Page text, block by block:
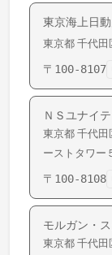
東京海上日
東京都 千代田
〒 100-8107
ＮＳユナイ
東京都 千代田
ーストタワー
〒 100-8108
モルガン・
東京都 千代田